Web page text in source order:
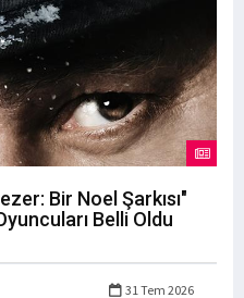
Bir Noel Şarkısı"
Belli Oldu
31 Tem 2026